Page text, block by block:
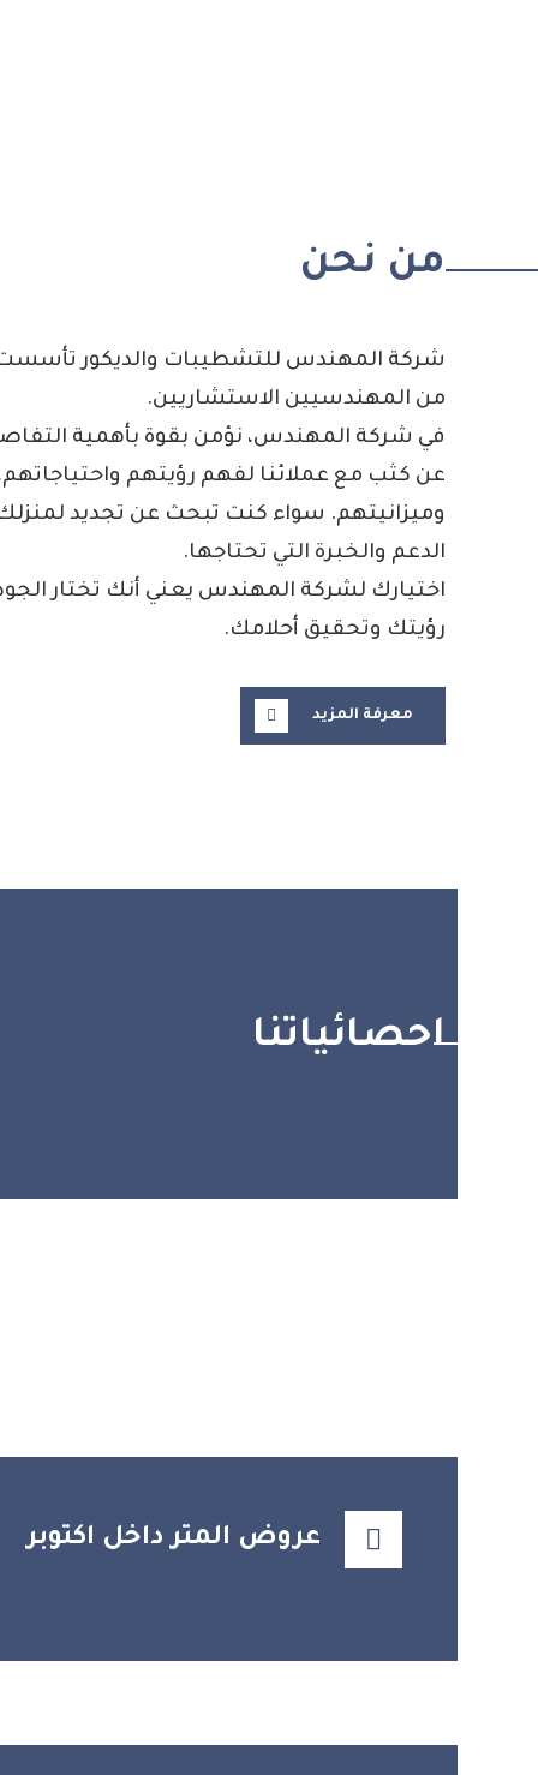
من نحن
شركة المهندس للتشطيبات والديكور
من المهندسيين الاستشاريين.
في شركة المهندس، نؤمن بقوة بأهمية
عن كثب مع عملائنا لفهم رؤيتهم
وميزانيتهم. سواء كنت تبحث عن تجديد
الدعم والخبرة التي تحتاجها.
اختيارك لشركة المهندس يعني أنك تختار
رؤيتك وتحقيق أحلامك.
معرفة المزيد
احصائياتنا
عروض المتر داخل اكتوبر